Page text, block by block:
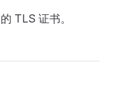
TLS 证书。